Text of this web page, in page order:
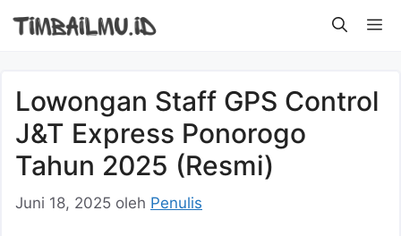
Lowongan Staff GPS Control
J&T Express Ponorogo
Tahun 2025 (Resmi)
Juni 18, 2025 oleh Penulis